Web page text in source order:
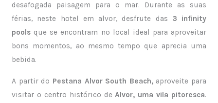
desafogada paisagem para o mar. Durante as suas
férias, neste hotel em alvor, desfrute das 3 infinity
pools que se encontram no local ideal para aproveitar
bons momentos, ao mesmo tempo que aprecia uma
bebida.
A partir do Pestana Alvor South Beach, aproveite para
visitar o centro histórico de Alvor, uma vila pitoresca.